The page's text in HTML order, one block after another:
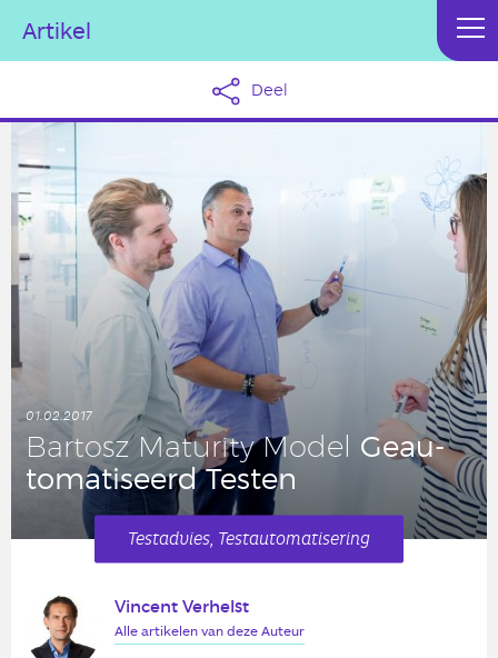
Artikel
Deel
Bartosz Ma­tu­ri­ty Model Ge­au­
to­ma­ti­seerd Testen
01.02.2017
Testadvies, Testautomatisering
Vincent Verhelst
Alle artikelen van deze Auteur